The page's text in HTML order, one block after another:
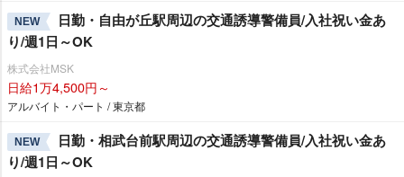
NEW
日勤・自由が丘駅周辺の交通誘導警備員/入社祝い金あ
り/週1日～OK
株式会社MSK
日給1万4,500円～
アルバイト・パート / 東京都
NEW
日勤・相武台前駅周辺の交通誘導警備員/入社祝い金あ
り/週1日～OK